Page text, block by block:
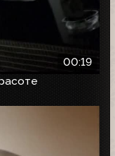
00:19